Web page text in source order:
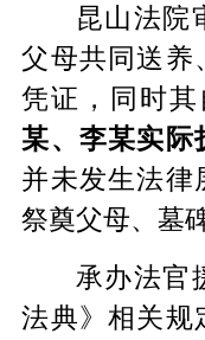
昆山法院
父母共同送养
凭证，同时
某、李某实际
并未发生法律
祭奠父母、墓
承办法官
法典》相关规